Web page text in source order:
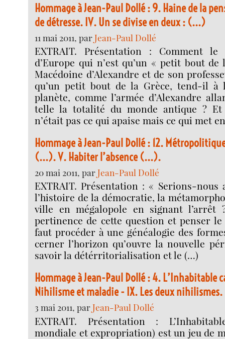
Hommage à Jean-Paul Dollé : 9. Haine de la
de détresse. IV. Un se divise en deux : (...)
11 mai 2011, parJean-Paul Dollé
EXTRAIT. Présentation : Comment
d’Europe qui n’est qu’un « petit bout de
Macédoine d’Alexandre et de son
qu’un petit bout de la Grèce, tend-il à
planète, comme l’armée d’Alexandre
telle la totalité du monde antique ?
n’était pas ce qui apaise mais ce qui met
Hommage à Jean-Paul Dollé : 12.
(...). V. Habiter l’absence (...).
20 mai 2011, parJean-Paul Dollé
EXTRAIT. Présentation : « Serions-
l’histoire de la démocratie, la
ville en mégalopole en signant l’arrêt
pertinence de cette question et penser
faut procéder à une généalogie des
cerner l’horizon qu’ouvre la nouvelle
savoir la détérritorialisation et le (…)
Hommage à Jean-Paul Dollé : 4. L’Inhabitable
Nihilisme et maladie - IX. Les deux nihilismes.
3 mai 2011, parJean-Paul Dollé
EXTRAIT. Présentation :
mondiale et expropriation) est un jeu de